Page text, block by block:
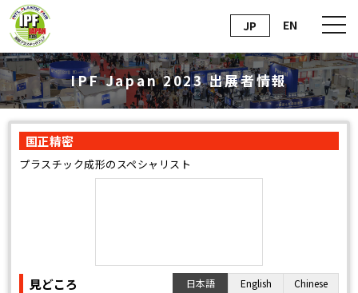
JP EN
IPF Japan 2023 出展者情報
国正精密
プラスチック成形のスペシャリスト
見どころ 日本語 English Chinese